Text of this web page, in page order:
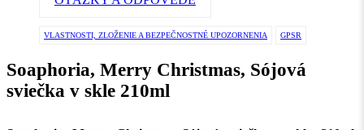
VLASTNOSTI, ZLOŽENIE A BEZPEČNOSTNÉ UPOZORNENIA GPSR
Soaphoria, Merry Christmas, Sójová
sviečka v skle 210ml